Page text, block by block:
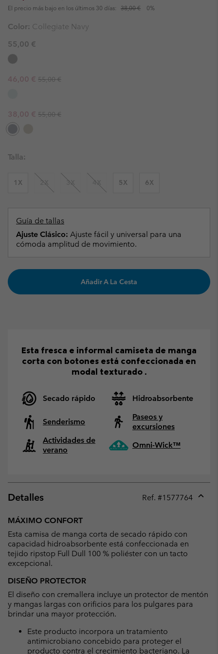
El precio más bajo en los últimos 30 días: 38,00 € 0%
Color: Collegiate Navy
55,00 €
Sale price:
46,00 € Regular price:
55,00 €
Sale price:
38,00 € Regular price:
55,00 €
Talla:
1X 2X 3X 4X 5X 6X
Guía de tallas
Ajuste Clásico: Ajuste fácil y universal para una
cómoda amplitud de movimiento.
Añadir A La Cesta
Esta fresca e informal camiseta de manga
corta con botones está confeccionada en
modal texturado .
Secado rápido Hidroabsorbente
Senderismo
Paseos y
excursiones
Actividades de
verano
Omni-Wick™
Detalles Ref. #1577764
MÁXIMO CONFORT
Esta camisa de manga corta de secado rápido con
capacidad hidroabsorbente está confeccionada en
tejido ripstop Full Dull 100 % poliéster con un tacto
excepcional.
DISEÑO PROTECTOR
El diseño con cremallera incluye un protector de mentón
y mangas largas con orificios para los pulgares para
brindar una mayor protección.
Este producto incorpora un tratamiento
antimicrobiano concebido para proteger el
producto contra el crecimiento bacteriano. La